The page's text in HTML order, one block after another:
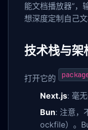
能文档播放器”，
想深度定制自己
技术栈与
打开它的
Next.js: 毫
Bun: 注意，
ockfile）。